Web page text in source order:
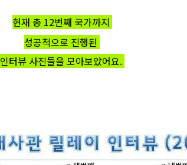
현재 총 12번째 국가까지
성공적으로 진행된
인터뷰 사진들을 모아보았어요.